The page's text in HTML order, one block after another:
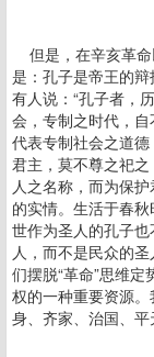
但是，在辛亥革命
是：孔子是帝王的
有人说：“孔子者，
会，专制之时代，
代表专制社会之道
君主，莫不尊之祀
人之名称，而为保
的实情。生活于春
世作为圣人的孔子
人，而不是民众的
们摆脱“革命”思维
权的一种重要资源
身、齐家、治国、